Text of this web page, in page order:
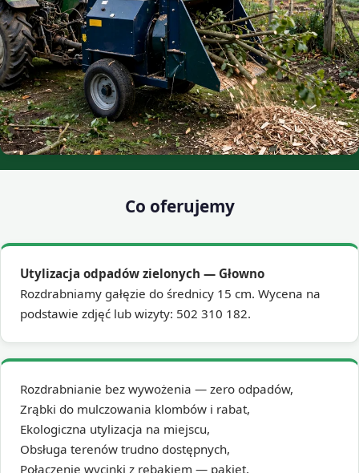
Co oferujemy
Utylizacja odpadów zielonych — Głowno
Rozdrabniamy gałęzie do średnicy 15 cm. Wycena na
podstawie zdjęć lub wizyty: 502 310 182.
Rozdrabnianie bez wywożenia — zero odpadów,
Zrąbki do mulczowania klombów i rabat,
Ekologiczna utylizacja na miejscu,
Obsługa terenów trudno dostępnych,
Połączenie wycinki z rębakiem — pakiet,